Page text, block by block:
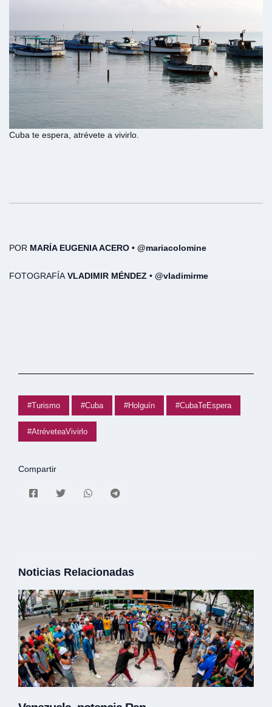
Cuba te espera, atrévete a vivirlo.
POR MARÍA EUGENIA ACERO • @mariacolomine
FOTOGRAFÍA VLADIMIR MÉNDEZ • @vladimirme
#Turismo #Cuba #Holguín #CubaTeEspera
#AtréveteaVivirlo
Compartir
Noticias Relacionadas